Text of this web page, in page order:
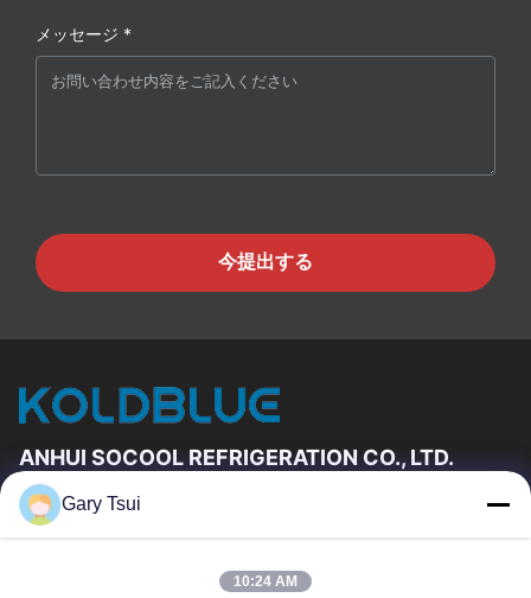
メッセージ *
今提出する
ANHUI SOCOOL REFRIGERATION CO., LTD.
速いリンク
私達について
Gary Tsui
10:24 AM